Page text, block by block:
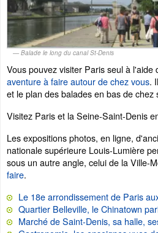
Balade le long du canal St-Denis
Vous pouvez visiter Paris seul à l'aide
aventure à faire autour de chez vous.
et le plan des balades en bas de chez
Visitez Paris et la Seine-Saint-Denis
Les expositions photos, en ligne,
nationale supérieure Louis-Lumière
sous un autre angle, celui de la Ville-
faire.
Le 18e arrondissement de Paris
Quartier Belleville, le Chinatown
Marché de Saint-Denis, sa halle,